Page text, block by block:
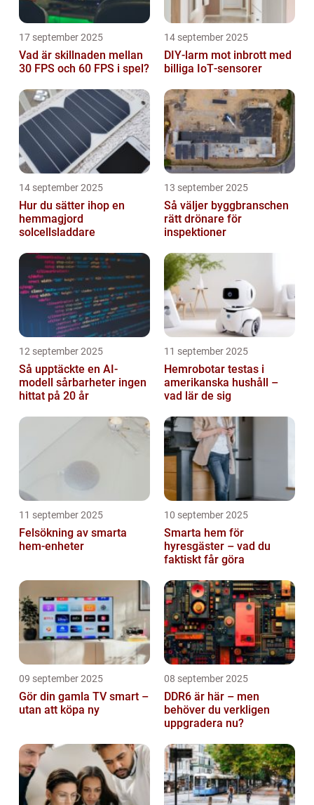
17 september 2025
Vad är skillnaden mellan
30 FPS och 60 FPS i spel?
14 september 2025
DIY‑larm mot inbrott med
billiga IoT‑sensorer
14 september 2025
Hur du sätter ihop en
hemmagjord
solcellsladdare
13 september 2025
Så väljer byggbranschen
rätt drönare för
inspektioner
12 september 2025
Så upptäckte en AI-
modell sårbarheter ingen
hittat på 20 år
11 september 2025
Hemrobotar testas i
amerikanska hushåll –
vad lär de sig
11 september 2025
Felsökning av smarta
hem-enheter
10 september 2025
Smarta hem för
hyresgäster – vad du
faktiskt får göra
09 september 2025
Gör din gamla TV smart –
utan att köpa ny
08 september 2025
DDR6 är här – men
behöver du verkligen
uppgradera nu?